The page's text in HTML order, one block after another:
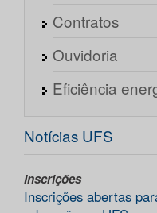
Contratos
Ouvidoria
Eficiência
Notícias UFS
Inscrições
Inscrições abertas